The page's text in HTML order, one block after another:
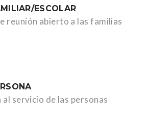
ESCOLAR
reunión abierto a las familias
al servicio de las personas